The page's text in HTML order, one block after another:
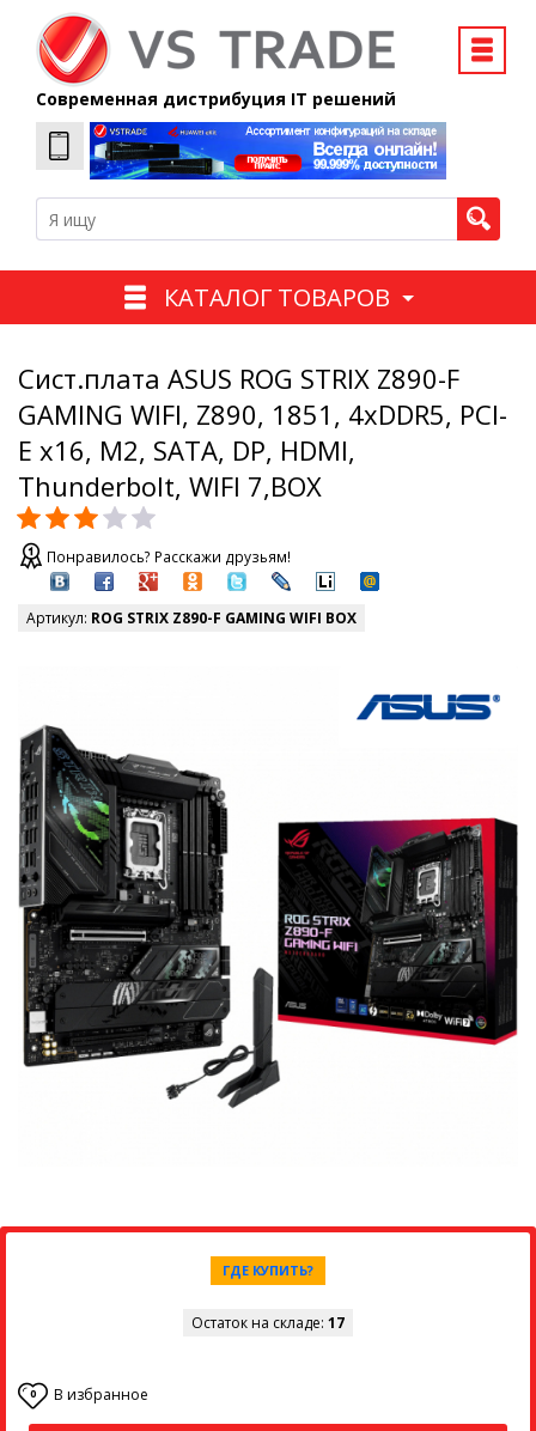
Современная дистрибуция IT решений
КАТАЛОГ ТОВАРОВ
Сист.плата ASUS ROG STRIX Z890-F
GAMING WIFI, Z890, 1851, 4xDDR5, PCI-
E x16, M2, SATA, DP, HDMI,
Thunderbolt, WIFI 7,BOX
Понравилось? Расскажи друзьям!
Артикул: ROG STRIX Z890-F GAMING WIFI BOX
ГДЕ КУПИТЬ?
Остаток на складе: 17
0 В избранное